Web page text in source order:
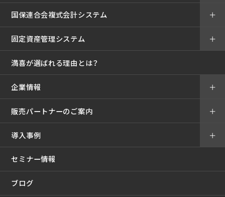
国保連合会複式会計システム ＋
固定資産管理システム ＋
満喜が選ばれる理由とは？
企業情報 ＋
販売パートナーのご案内 ＋
導入事例
セミナー情報
＋
ブログ